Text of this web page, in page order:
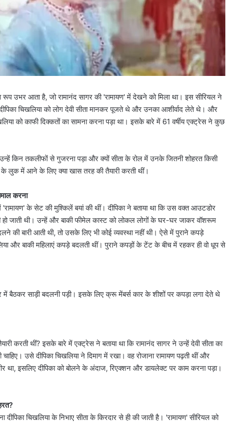
रूप उभर आता है, जो रामानंद सागर की 'रामायण' में देखने को मिला था। इस सीरियल ने
चिखलिया को लोग देवी सीता मानकर पूजते थे और उनका आशीर्वाद लेते थे। और
को काफी दिक्कतों का सामना करना पड़ा था। इसके बारे में 61 वर्षीय एक्ट्रेस ने कुछ
उन्हें किन तकलीफों से गुजरना पड़ा और क्यों सीता के रोल में उनके जितनी शोहरत किसी
के लुक में आने के लिए क्या खास तरह की तैयारी करती थीं।
करना
के सेट की मुश्किलें बयां की थीं। दीपिका ने बताया था कि उस वक्त आउटडोर
हो जाती थी। उन्हें और बाकी फीमेल कास्ट को लोकल लोगों के घर-घर जाकर वॉशरूम
की बारी आती थी, तो उसके लिए भी कोई व्यवस्था नहीं थी। ऐसे में पुराने कपड़े
और बाकी महिलाएं कपड़े बदलती थीं। पुराने कपड़ों के टेंट के बीच में रहकर ही वो धूप से
में बैठकर साड़ी बदलनी पड़ी। इसके लिए क्रू मेंबर्स कार के शीशों पर कपड़ा लगा देते थे
करती थीं? इसके बारे में एक्ट्रेस ने बताया था कि रामानंद सागर ने उन्हें देवी सीता का
उसे दीपिका चिखलिया ने दिमाग में रखा। वह रोजाना रामायण पढ़ती थीं और
था, इसलिए दीपिका को बोलने के अंदाज, रिएक्शन और डायलेक्ट पर काम करना पड़ा।
चिखलिया के निभाए सीता के किरदार से ही की जाती है। 'रामायण' सीरियल को